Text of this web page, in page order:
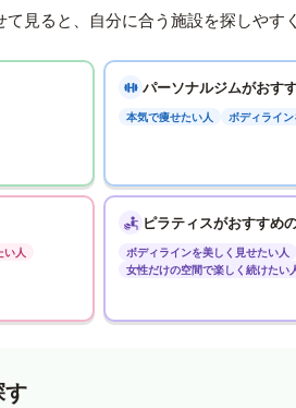
て見ると、自分に合う施設を探しやす
パーソナルジムがおす
本気で痩せたい人 ボディライ
い人
ピラティスがおすすめ
ボディラインを美しく見せたい人
女性だけの空間で楽しく続けたい
す